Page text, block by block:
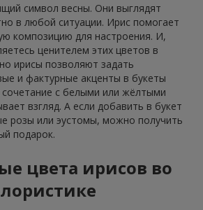
символ весны. Они выглядят
в любой ситуации. Ирис помогает
композицию для настроения. И,
ценителем этих цветов в
ирисы позволяют задать
и фактурные акценты в букеты
сочетание с белыми или жёлтыми
взгляд. А если добавить в букет
розы или эустомы, можно получить
подарок.
цвета ирисов во